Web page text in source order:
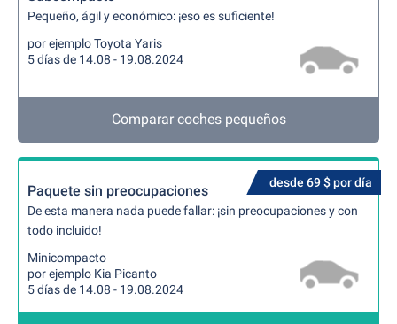
Pequeño, ágil y económico: ¡eso es suficiente!
por ejemplo Toyota Yaris
5 días de 14.08 - 19.08.2024
Comparar coches pequeños
desde 69 $ por día
Paquete sin preocupaciones
De esta manera nada puede fallar: ¡sin preocupaciones y con
todo incluido!
Minicompacto
por ejemplo Kia Picanto
5 días de 14.08 - 19.08.2024